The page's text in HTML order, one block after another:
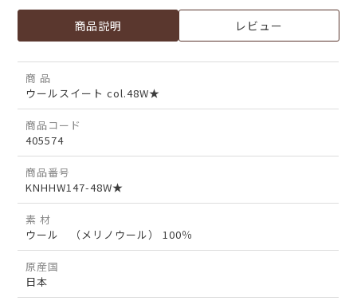
商品説明 レビュー
商 品
ウールスイート col.48W★
商品コード
405574
商品番号
KNHHW147-48W★
素 材
ウール （メリノウール） 100％
原産国
日本